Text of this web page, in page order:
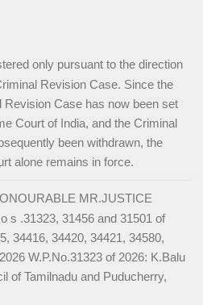
only pursuant to the direction
Revision Case. Since the
Case has now been set
Court of India, and the Criminal
been withdrawn, the
alone remains in force.
MR.JUSTICE
s .31323, 31456 and 31501 of
34416, 34420, 34421, 34580,
W.P.No.31323 of 2026: K.Balu
of Tamilnadu and Puducherry,